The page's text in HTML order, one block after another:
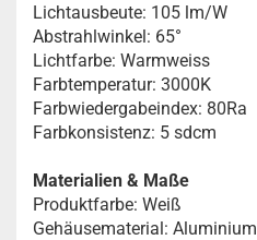
Lichtausbeute: 105 lm/W
Abstrahlwinkel: 65°
Lichtfarbe: Warmweiss
Farbtemperatur: 3000K
Farbwiedergabeindex: 80Ra
Farbkonsistenz: 5 sdcm
Materialien & Maße
Produktfarbe: Weiß
Gehäusematerial: Aluminium